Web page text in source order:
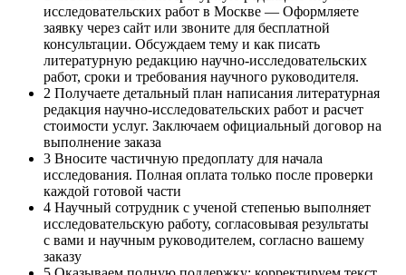
исследовательских работ в Москве — Оформляете
заявку через сайт или звоните для бесплатной
консультации. Обсуждаем тему и как писать
литературную редакцию научно-исследовательских
работ, сроки и требования научного руководителя.
2 Получаете детальный план написания литературная
редакция научно-исследовательских работ и расчет
стоимости услуг. Заключаем официальный договор на
выполнение заказа
3 Вносите частичную предоплату для начала
исследования. Полная оплата только после проверки
каждой готовой части
4 Научный сотрудник с ученой степенью выполняет
исследовательскую работу, согласовывая результаты
с вами и научным руководителем, согласно вашему
заказу